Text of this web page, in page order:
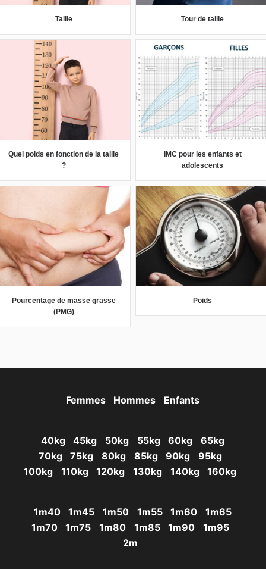
Taille Tour de taille
Quel poids en fonction de la taille
?
IMC pour les enfants et
adolescents
Pourcentage de masse grasse
(PMG)
Poids
Femmes Hommes Enfants
40kg 45kg 50kg 55kg 60kg
65kg
70kg
75kg 80kg 85kg 90kg
95kg
100kg
110kg 120kg 130kg 140kg 160kg
1m40 1m45 1m50 1m55 1m60
1m65
1m70
1m75 1m80 1m85 1m90
1m95
2m